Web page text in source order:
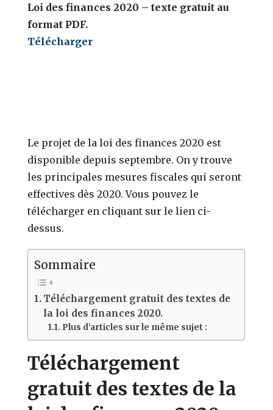
Loi des finances 2020 – texte gratuit au
format PDF.
Télécharger
Le projet de la loi des finances 2020 est
disponible depuis septembre. On y trouve
les principales mesures fiscales qui seront
effectives dès 2020. Vous pouvez le
télécharger en cliquant sur le lien ci-
dessus.
Sommaire
Téléchargement gratuit des textes de
la loi des finances 2020.
Plus d’articles sur le même sujet :
Téléchargement
gratuit des textes de la